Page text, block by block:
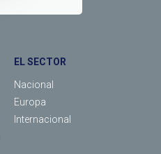
EL SECTOR
Nacional
Europa
Internacional